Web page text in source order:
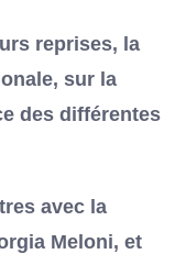
reprises, la
sur la
des différentes
avec la
Meloni, et